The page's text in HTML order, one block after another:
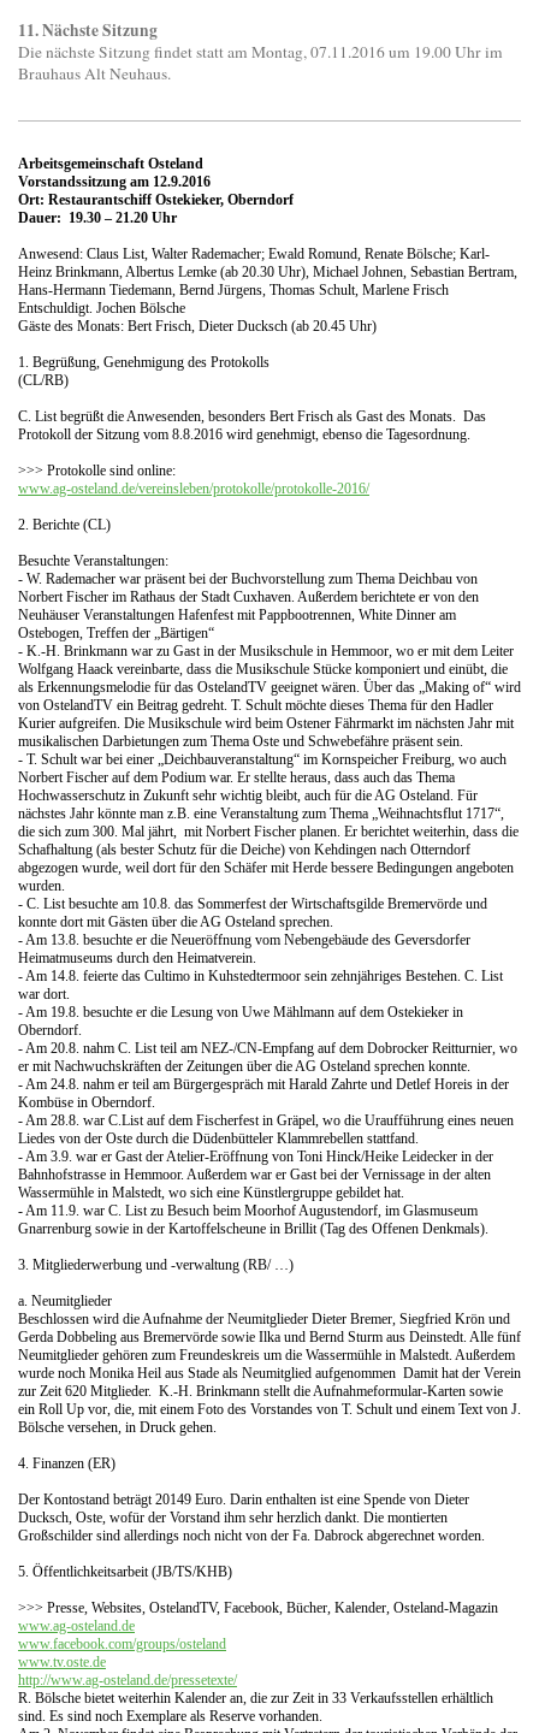
11. Nächste Sitzung
Die nächste Sitzung findet statt am Montag, 07.11.2016 um 19.00 Uhr im
Brauhaus Alt Neuhaus.
Arbeitsgemeinschaft Osteland
Vorstandssitzung am 12.9.2016
Ort: Restaurantschiff Ostekieker, Oberndorf
Dauer: 19.30 – 21.20 Uhr
Anwesend: Claus List, Walter Rademacher; Ewald Romund, Renate Bölsche; Karl-
Heinz Brinkmann, Albertus Lemke (ab 20.30 Uhr), Michael Johnen, Sebastian Bertram,
Hans-Hermann Tiedemann, Bernd Jürgens, Thomas Schult, Marlene Frisch
Entschuldigt. Jochen Bölsche
Gäste des Monats: Bert Frisch, Dieter Ducksch (ab 20.45 Uhr)
1. Begrüßung, Genehmigung des Protokolls
(CL/RB)
C. List begrüßt die Anwesenden, besonders Bert Frisch als Gast des Monats. Das
Protokoll der Sitzung vom 8.8.2016 wird genehmigt, ebenso die Tagesordnung.
>>> Protokolle sind online:
www.ag-osteland.de/vereinsleben/protokolle/protokolle-2016/
2. Berichte (CL)
Besuchte Veranstaltungen:
- W. Rademacher war präsent bei der Buchvorstellung zum Thema Deichbau von
Norbert Fischer im Rathaus der Stadt Cuxhaven. Außerdem berichtete er von den
Neuhäuser Veranstaltungen Hafenfest mit Pappbootrennen, White Dinner am
Ostebogen, Treffen der „Bärtigen“
- K.-H. Brinkmann war zu Gast in der Musikschule in Hemmoor, wo er mit dem Leiter
Wolfgang Haack vereinbarte, dass die Musikschule Stücke komponiert und einübt, die
als Erkennungsmelodie für das OstelandTV geeignet wären. Über das „Making of“ wird
von OstelandTV ein Beitrag gedreht. T. Schult möchte dieses Thema für den Hadler
Kurier aufgreifen. Die Musikschule wird beim Ostener Fährmarkt im nächsten Jahr mit
musikalischen Darbietungen zum Thema Oste und Schwebefähre präsent sein.
- T. Schult war bei einer „Deichbauveranstaltung“ im Kornspeicher Freiburg, wo auch
Norbert Fischer auf dem Podium war. Er stellte heraus, dass auch das Thema
Hochwasserschutz in Zukunft sehr wichtig bleibt, auch für die AG Osteland. Für
nächstes Jahr könnte man z.B. eine Veranstaltung zum Thema „Weihnachtsflut 1717“,
die sich zum 300. Mal jährt, mit Norbert Fischer planen. Er berichtet weiterhin, dass die
Schafhaltung (als bester Schutz für die Deiche) von Kehdingen nach Otterndorf
abgezogen wurde, weil dort für den Schäfer mit Herde bessere Bedingungen angeboten
wurden.
- C. List besuchte am 10.8. das Sommerfest der Wirtschaftsgilde Bremervörde und
konnte dort mit Gästen über die AG Osteland sprechen.
- Am 13.8. besuchte er die Neueröffnung vom Nebengebäude des Geversdorfer
Heimatmuseums durch den Heimatverein.
- Am 14.8. feierte das Cultimo in Kuhstedtermoor sein zehnjähriges Bestehen. C. List
war dort.
- Am 19.8. besuchte er die Lesung von Uwe Mählmann auf dem Ostekieker in
Oberndorf.
- Am 20.8. nahm C. List teil am NEZ-/CN-Empfang auf dem Dobrocker Reitturnier, wo
er mit Nachwuchskräften der Zeitungen über die AG Osteland sprechen konnte.
- Am 24.8. nahm er teil am Bürgergespräch mit Harald Zahrte und Detlef Horeis in der
Kombüse in Oberndorf.
- Am 28.8. war C.List auf dem Fischerfest in Gräpel, wo die Uraufführung eines neuen
Liedes von der Oste durch die Düdenbütteler Klammrebellen stattfand.
- Am 3.9. war er Gast der Atelier-Eröffnung von Toni Hinck/Heike Leidecker in der
Bahnhofstrasse in Hemmoor. Außerdem war er Gast bei der Vernissage in der alten
Wassermühle in Malstedt, wo sich eine Künstlergruppe gebildet hat.
- Am 11.9. war C. List zu Besuch beim Moorhof Augustendorf, im Glasmuseum
Gnarrenburg sowie in der Kartoffelscheune in Brillit (Tag des Offenen Denkmals).
3. Mitgliederwerbung und -verwaltung (RB/ …)
a. Neumitglieder
Beschlossen wird die Aufnahme der Neumitglieder Dieter Bremer, Siegfried Krön und
Gerda Dobbeling aus Bremervörde sowie Ilka und Bernd Sturm aus Deinstedt. Alle fünf
Neumitglieder gehören zum Freundeskreis um die Wassermühle in Malstedt. Außerdem
wurde noch Monika Heil aus Stade als Neumitglied aufgenommen Damit hat der Verein
zur Zeit 620 Mitglieder. K.-H. Brinkmann stellt die Aufnahmeformular-Karten sowie
ein Roll Up vor, die, mit einem Foto des Vorstandes von T. Schult und einem Text von J.
Bölsche versehen, in Druck gehen.
4. Finanzen (ER)
Der Kontostand beträgt 20149 Euro. Darin enthalten ist eine Spende von Dieter
Ducksch, Oste, wofür der Vorstand ihm sehr herzlich dankt. Die montierten
Großschilder sind allerdings noch nicht von der Fa. Dabrock abgerechnet worden.
5. Öffentlichkeitsarbeit (JB/TS/KHB)
>>> Presse, Websites, OstelandTV, Facebook, Bücher, Kalender, Osteland-Magazin
www.ag-osteland.de
www.facebook.com/groups/osteland
www.tv.oste.de
http://www.ag-osteland.de/pressetexte/
R. Bölsche bietet weiterhin Kalender an, die zur Zeit in 33 Verkaufsstellen erhältlich
sind. Es sind noch Exemplare als Reserve vorhanden.